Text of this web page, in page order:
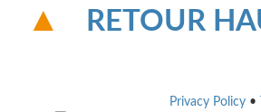
RETOUR
Privacy Policy •